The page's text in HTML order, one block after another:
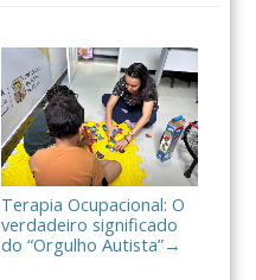
Terapia Ocupacional: O
verdadeiro significado
do “Orgulho Autista”→